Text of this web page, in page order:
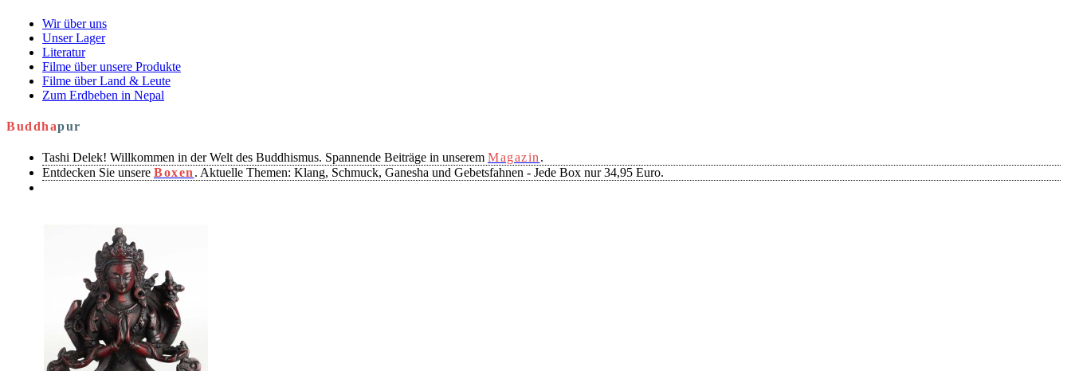
Wir über uns
Unser Lager
Literatur
Filme über unsere Produkte
Filme über Land & Leute
Zum Erdbeben in Nepal
Buddhapur
Tashi Delek! Willkommen in der Welt des Buddhismus. Spannende Beiträge in unserem Magazin .
Entdecken Sie unsere Boxen . Aktuelle Themen: Klang, Schmuck, Ganesha und Gebetsfahnen - Jede Box nur 34,95 Euro.